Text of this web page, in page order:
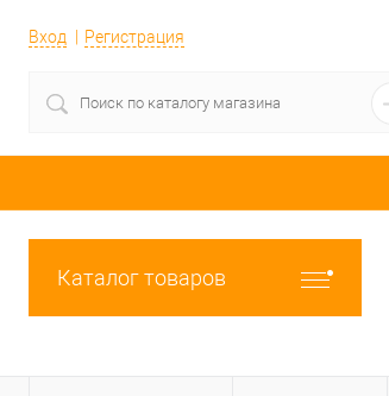
Вход Регистрация
Каталог товаров